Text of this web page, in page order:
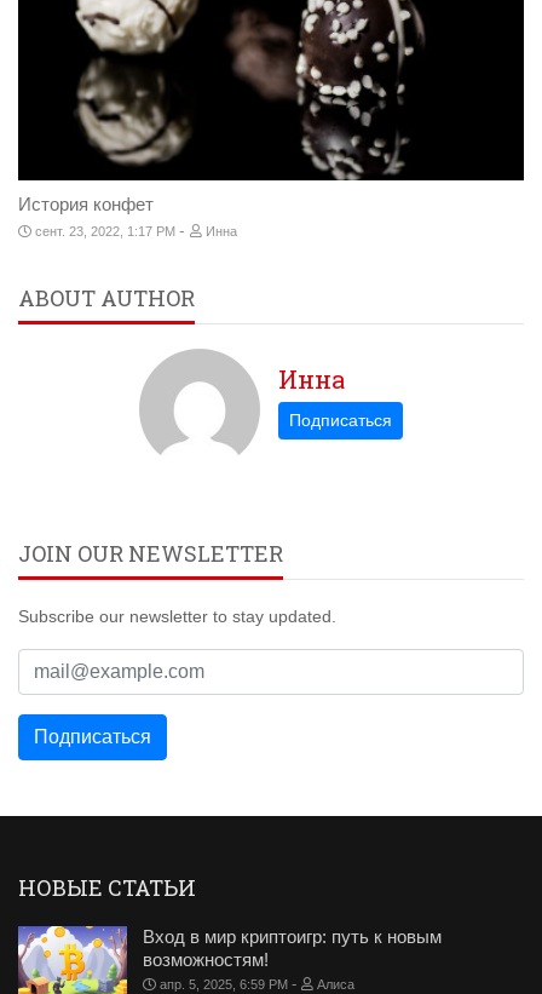
История конфет
сент. 23, 2022, 1:17 PM - Инна
ABOUT AUTHOR
Инна
JOIN OUR NEWSLETTER
Subscribe our newsletter to stay updated.
НОВЫЕ СТАТЬИ
Вход в мир криптоигр: путь к новым
возможностям!
апр. 5, 2025, 6:59 PM - Алиса